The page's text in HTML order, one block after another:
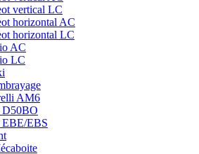
vertical LC
horizontal AC
horizontal LC
AC
LC
AM6
EBS